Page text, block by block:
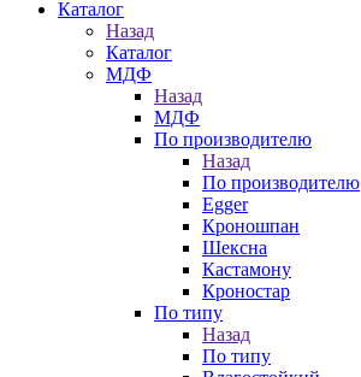
Каталог
Назад
Каталог
МДФ
Назад
МДФ
По производителю
Назад
По производителю
Egger
Кроношпан
Шексна
Кастамону
Кроностар
По типу
Назад
По типу